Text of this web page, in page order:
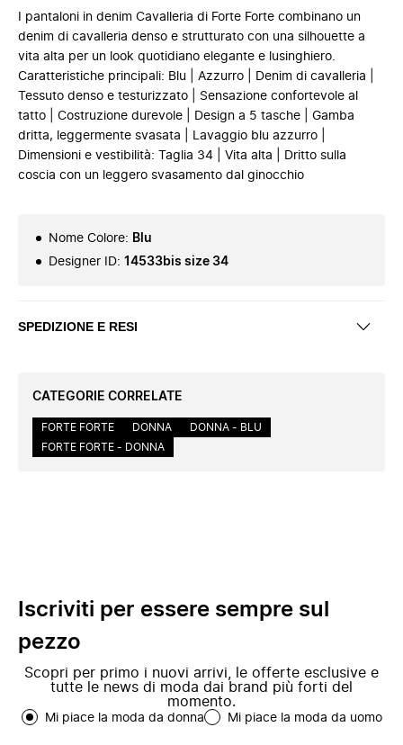
I pantaloni in denim Cavalleria di Forte Forte combinano un
denim di cavalleria denso e strutturato con una silhouette a
vita alta per un look quotidiano elegante e lusinghiero.
Caratteristiche principali: Blu | Azzurro | Denim di cavalleria |
Tessuto denso e testurizzato | Sensazione confortevole al
tatto | Costruzione durevole | Design a 5 tasche | Gamba
dritta, leggermente svasata | Lavaggio blu azzurro |
Dimensioni e vestibilità: Taglia 34 | Vita alta | Dritto sulla
coscia con un leggero svasamento dal ginocchio
Nome Colore: Blu
Designer ID: 14533bis size 34
SPEDIZIONE E RESI
CATEGORIE CORRELATE
FORTE FORTE DONNA
DONNA - BLU
FORTE FORTE - DONNA
Iscriviti per essere sempre sul
pezzo
Scopri per primo i nuovi arrivi, le offerte esclusive e
tutte le news di moda dai brand più forti del
momento.
Mi piace la moda da donna Mi piace la moda da uomo